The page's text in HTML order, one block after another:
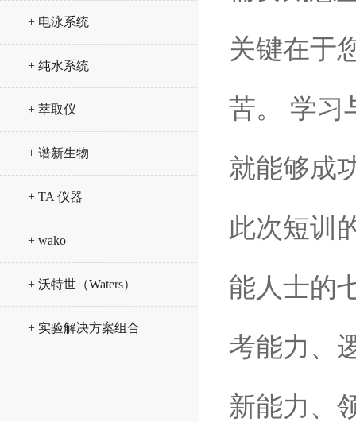
+ 电泳系统
+ 纯水系统
+ 萃取仪
+ 谱新生物
+ TA 仪器
+ wako
+ 沃特世（Waters）
+ 实验解决方案组合
关键在于
苦。 学习
就能够成
此次短训
能人士的
考能力、
新能力、